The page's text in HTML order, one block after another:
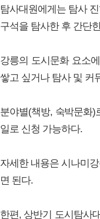
탐사대원에게는 탐사
구석을 탐사한 후 간단
강릉의 도시문화 요소
쌓고 싶거나 탐사 및 커
분야별(책방, 숙박문화
일로 신청 가능하다.
자세한 내용은 시나미
면 된다.
한편, 상반기 도시탐사